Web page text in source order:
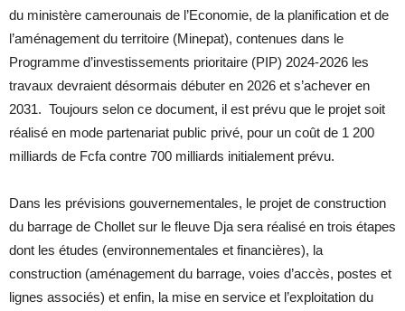
du ministère camerounais de l’Economie, de la planification et de
l’aménagement du territoire (Minepat), contenues dans le
Programme d’investissements prioritaire (PIP) 2024-2026 les
travaux devraient désormais débuter en 2026 et s’achever en
2031. Toujours selon ce document, il est prévu que le projet soit
réalisé en mode partenariat public privé, pour un coût de 1 200
milliards de Fcfa contre 700 milliards initialement prévu.
Dans les prévisions gouvernementales, le projet de construction
du barrage de Chollet sur le fleuve Dja sera réalisé en trois étapes
dont les études (environnementales et financières), la
construction (aménagement du barrage, voies d’accès, postes et
lignes associés) et enfin, la mise en service et l’exploitation du